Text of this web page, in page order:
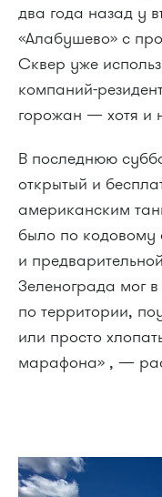
два года назад у
«Алабушево» с
Сквер уже
компаний-
горожан — хотя и
В последнюю
открытый и
американским
было по кодовому
и
Зеленограда мог в
по территории,
или просто
марафона» , —